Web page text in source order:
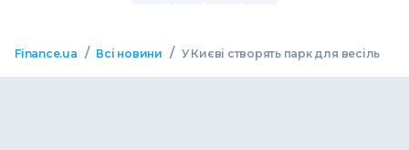
Finance.ua / Всі новини / У Києві створять парк для весіль